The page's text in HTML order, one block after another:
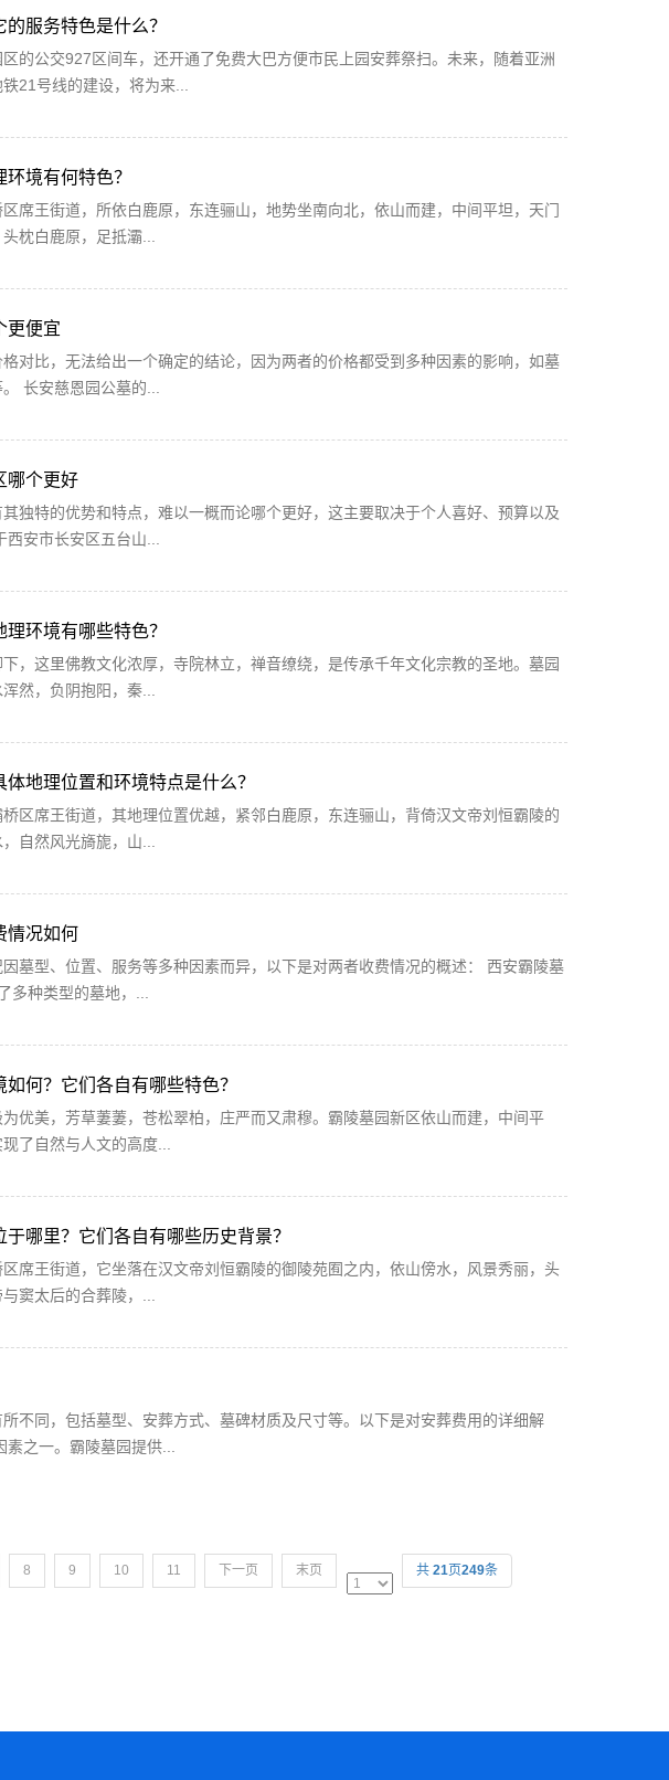
服务特色是什么？
的公交927区间车，还开通了免费大巴方便市民上园安葬祭扫。未来，随着亚洲
21号线的建设，将为来...
境有何特色？
席王街道，所依白鹿原，东连骊山，地势坐南向北，依山而建，中间平坦，天门
枕白鹿原，足抵灞...
更便宜
对比，无法给出一个确定的结论，因为两者的价格都受到多种因素的影响，如墓
长安慈恩园公墓的...
哪个更好
独特的优势和特点，难以一概而论哪个更好，这主要取决于个人喜好、预算以及
西安市长安区五台山...
环境有哪些特色？
，这里佛教文化浓厚，寺院林立，禅音缭绕，是传承千年文化宗教的圣地。墓园
然，负阴抱阳，秦...
地理位置和环境特点是什么？
区席王街道，其地理位置优越，紧邻白鹿原，东连骊山，背倚汉文帝刘恒霸陵的
自然风光旖旎，山...
情况如何
墓型、位置、服务等多种因素而异，以下是对两者收费情况的概述： 西安霸陵墓
多种类型的墓地，...
何？它们各自有哪些特色？
优美，芳草萋萋，苍松翠柏，庄严而又肃穆。霸陵墓园新区依山而建，中间平
了自然与人文的高度...
哪里？它们各自有哪些历史背景？
席王街道，它坐落在汉文帝刘恒霸陵的御陵苑囿之内，依山傍水，风景秀丽，头
窦太后的合葬陵，...
不同，包括墓型、安葬方式、墓碑材质及尺寸等。以下是对安葬费用的详细解
素之一。霸陵墓园提供...
8 9 10 11 下一页 末页 共 21页249条